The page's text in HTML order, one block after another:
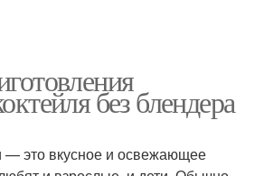
без блендера
— это вкусное и освежающее